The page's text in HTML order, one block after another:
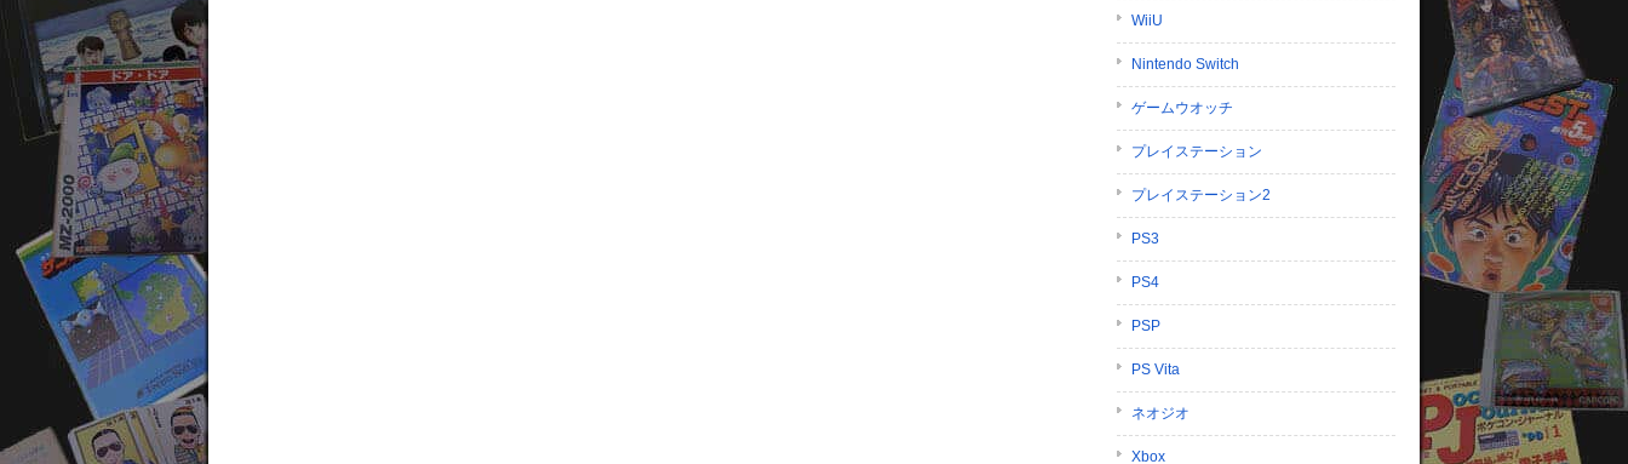
WiiU
Nintendo Switch
ゲームウオッチ
プレイステーション
プレイステーション2
PS3
PS4
PSP
PS Vita
ネオジオ
Xbox